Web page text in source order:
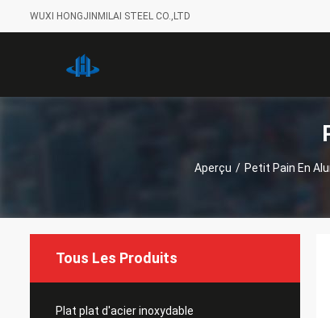
WUXI HONGJINMILAI STEEL CO.,LTD
Aperçu / Petit Pain En
Tous Les Produits
Plat plat d'acier inoxydable